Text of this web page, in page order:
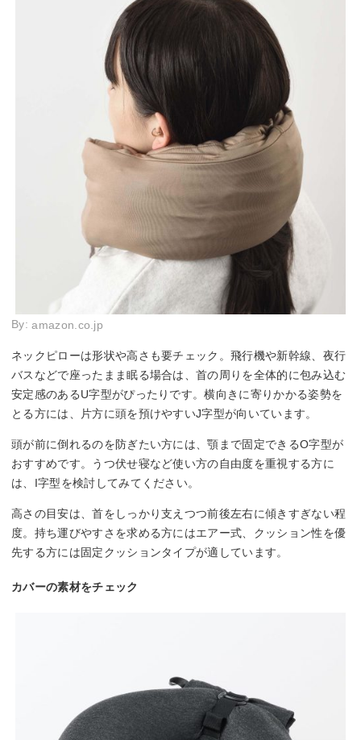
By:amazon.co.jp
ネックピローは形状や高さも要チェック。飛行機や新幹線、夜行
バスなどで座ったまま眠る場合は、首の周りを全体的に包み込む
安定感のあるU字型がぴったりです。横向きに寄りかかる姿勢を
とる方には、片方に頭を預けやすいJ字型が向いています。
頭が前に倒れるのを防ぎたい方には、顎まで固定できるO字型が
おすすめです。うつ伏せ寝など使い方の自由度を重視する方に
は、I字型を検討してみてください。
高さの目安は、首をしっかり支えつつ前後左右に傾きすぎない程
度。持ち運びやすさを求める方にはエアー式、クッション性を優
先する方には固定クッションタイプが適しています。
カバーの素材をチェック